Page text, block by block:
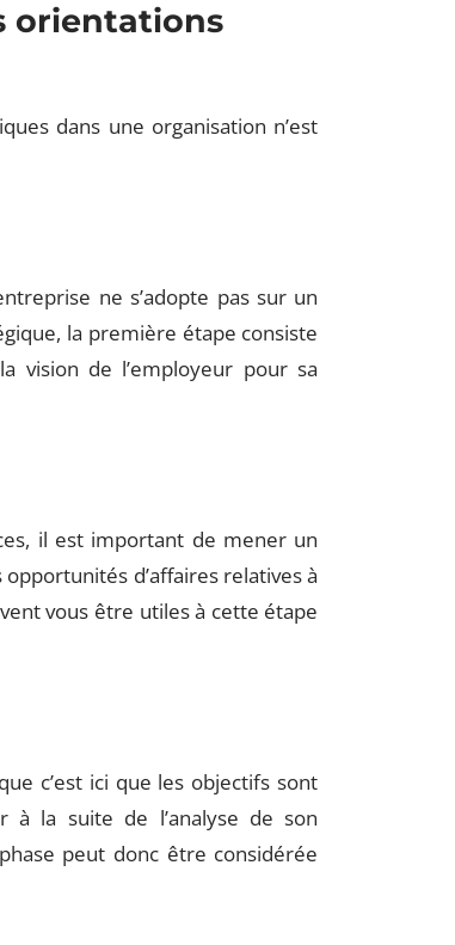
orientations
dans une organisation n’est
ne s’adopte pas sur un
la première étape consiste
vision de l’employeur pour sa
il est important de mener un
d’affaires relatives à
vous être utiles à cette étape
c’est ici que les objectifs sont
à la suite de l’analyse de son
peut donc être considérée